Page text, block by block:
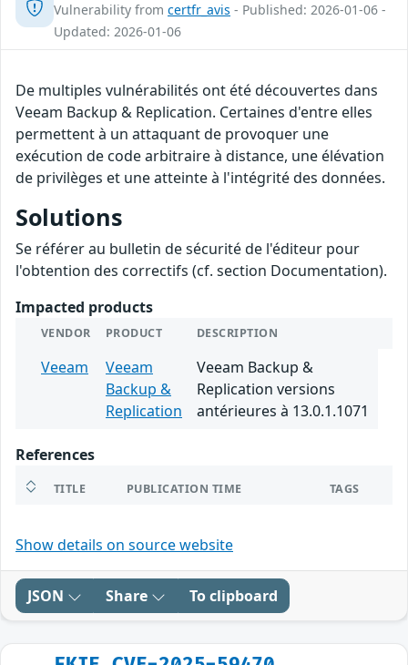
Vulnerability from certfr_avis - Published: 2026-01-06 -
Updated: 2026-01-06
De multiples vulnérabilités ont été découvertes dans
Veeam Backup & Replication. Certaines d'entre elles
permettent à un attaquant de provoquer une
exécution de code arbitraire à distance, une élévation
de privilèges et une atteinte à l'intégrité des données.
Solutions
Se référer au bulletin de sécurité de l'éditeur pour
l'obtention des correctifs (cf. section Documentation).
Impacted products
VENDOR PRODUCT DESCRIPTION
Veeam
Veeam
Backup &
Replication
Veeam Backup &
Replication versions
antérieures à 13.0.1.1071
References
TITLE PUBLICATION TIME TAGS
Show details on source website
JSON Share To clipboard